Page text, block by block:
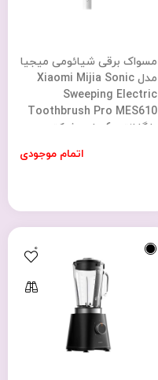
مسواک برقی شیائومی میجیا
مدل Xiaomi Mijia Sonic
Sweeping Electric
Toothbrush Pro MES610
با گارانتی 6 ماهه شرکتی
اتمام موجودی
0